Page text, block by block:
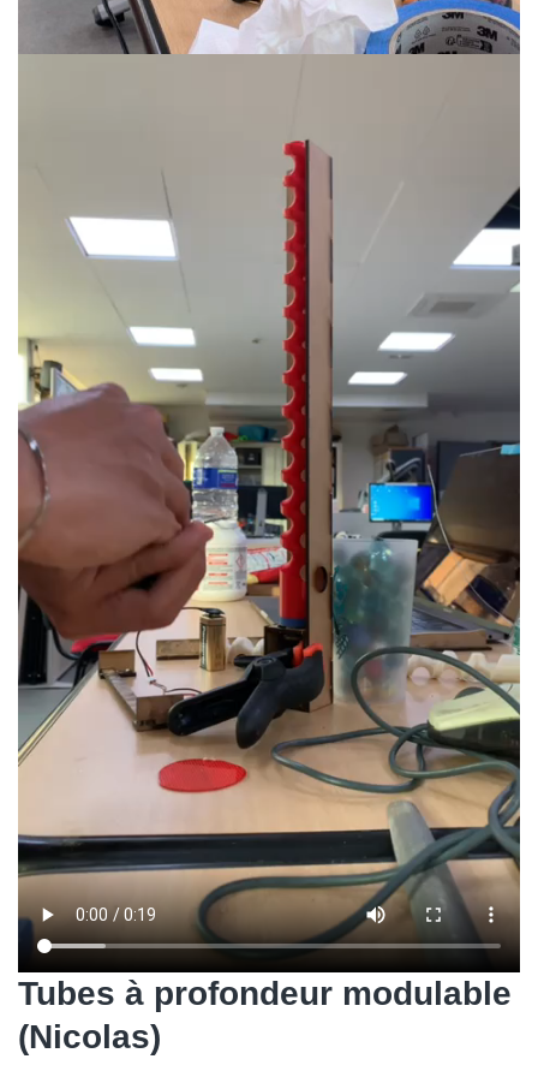
Tubes à profondeur modulable
(Nicolas)